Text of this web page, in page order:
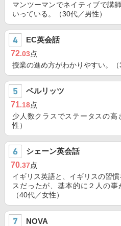
マンツーマンでネイティブで講
いっている。（30代／男性）
EC英会話
72.03点
授業の進め方がわかりやすい。（
ベルリッツ
71.18点
少人数クラスでステータスの
性）
シェーン英会話
70.37点
イギリス英語と、イギリスの習
スだったが、基本的に２人の事
（40代／女性）
NOVA